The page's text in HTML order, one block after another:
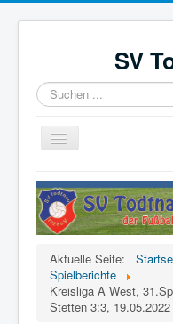
SV
Suchen
...
Navigation
an/aus
Startseite
News
Aktive
Jugend
Aktuelle Seite:
Spielberichte
Kreisliga A West,
Stetten 3:3, 19.05.2022